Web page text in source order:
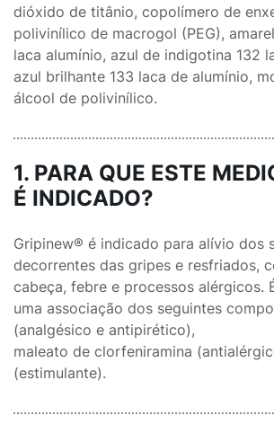
dióxido de titânio, copolímero de
polivinílico de macrogol (PEG),
laca alumínio, azul de indigotina 132
azul brilhante 133 laca de alumínio,
álcool de polivinílico.
1. PARA QUE ESTE
É INDICADO?
Gripinew® é indicado para alívio dos
decorrentes das gripes e resfriados,
cabeça, febre e processos alérgicos.
uma associação dos seguintes
(analgésico e antipirético),
maleato de clorfeniramina
(estimulante).